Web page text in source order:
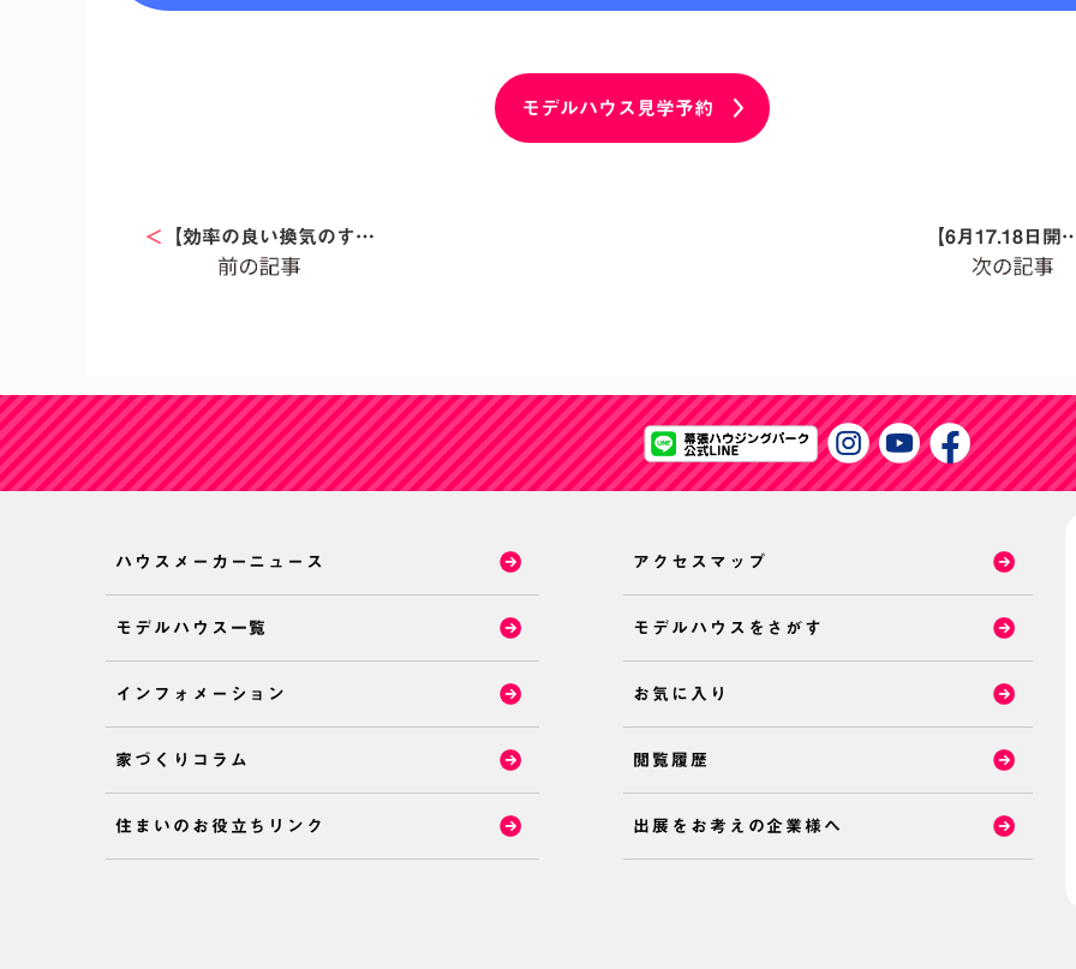
モデルハウス見学予約
＜ 【効率の良い換気のす… 【6月17.18日開
ハウスメーカーニュース
モデルハウス一覧
インフォメーション
家づくりコラム
住まいのお役立ちリンク
アクセスマップ
モデルハウスをさがす
お気に入り
閲覧履歴
出展をお考えの企業様へ